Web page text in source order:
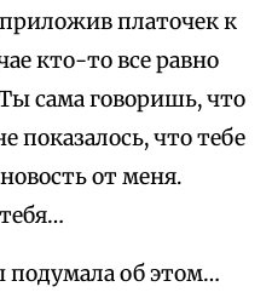
платочек к
кто-то все равно
сама говоришь, что
показалось, что тебе
от меня.
подумала об этом…